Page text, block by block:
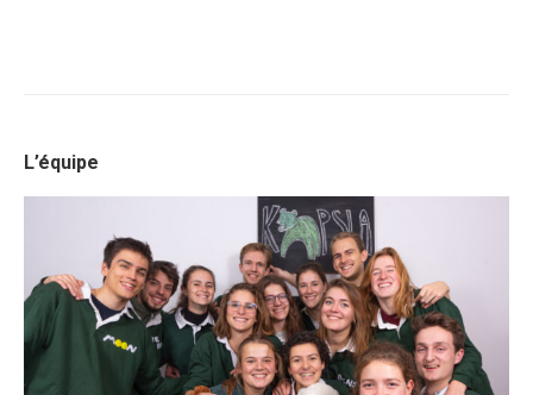
L’équipe